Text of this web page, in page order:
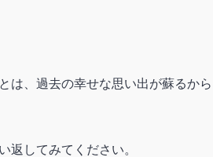
は、過去の幸せな思い出が蘇るから
返してみてください。